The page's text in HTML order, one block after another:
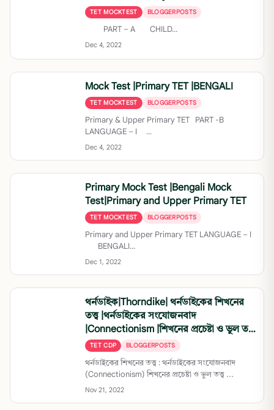
TET MOCKTEST BLOGGERPOSTS
PART – A CHILD...
Dec 4, 2022
Mock Test |Primary TET |BENGALI
TET MOCKTEST BLOGGERPOSTS
Primary & Upper Primary TET PART -B
LANGUAGE – I ...
Dec 4, 2022
Primary Mock Test |Bengali Mock
Test|Primary and Upper Primary TET
TET MOCKTEST BLOGGERPOSTS
Primary and Upper Primary TET LANGUAGE – I
BENGALI...
Dec 1, 2022
থর্নডাইক|Thorndike| থর্নডাইকের শিখনের
তত্ত্ব |থর্নডাইকের সংযোজনবাদ
|Connectionism |শিখনের প্রচেষ্টা ও ভুল তত্ত্ব
|Trial and Error Theory
TET CDP BLOGGERPOSTS
থর্নডাইকের শিখনের তত্ত্ব : থর্নডাইকের সংযোজনবাদ
(Connectionism) শিখনের প্রচেষ্টা ও ভুল তত্ত্ব ...
Nov 21, 2022